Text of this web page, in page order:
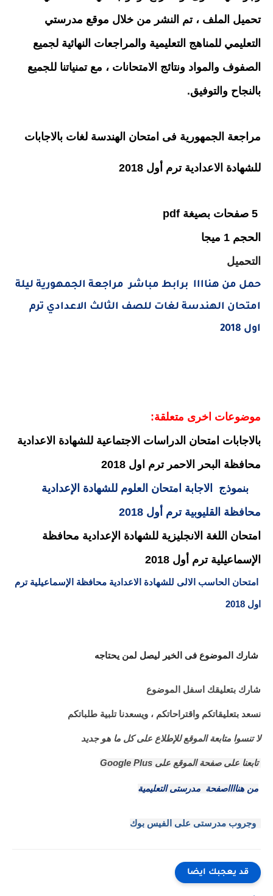
تحميل الملف ، تم النشر من خلال موقع مدرستي
التعليمي للمناهج التعليمية والمراجعات النهائية لجميع
الصفوف والمواد ونتائج الامتحانات ، مع تمنياتنا للجميع
بالنجاح والتوفيق.
مراجعة الجمهورية فى امتحان الهندسة لغات بالاجابات
للشهادة الاعدادية ترم أول 2018
الحجم 1 ميجا
التحميل
حمل من هناااا برابط مباشر مراجعة الجمهورية ليلة
امتحان الهندسة لغات للصف الثالث الاعدادي ترم
اول 2018
موضوعات اخرى متعلقة:
بالاجابات امتحان الدراسات الاجتماعية للشهادة الاعدادية
محافظة البحر الاحمر ترم اول 2018
بنموذج الاجابة امتحان العلوم للشهادة الإعدادية
محافظة القليوبية ترم أول 2018
امتحان اللغة الانجليزية للشهادة الإعدادية محافظة
الإسماعيلية ترم أول 2018
امتحان الحاسب الالى للشهادة الاعدادية محافظة الإسماعيلية ترم
اول 2018
شارك الموضوع فى الخير ليصل لمن يحتاجه
شارك بتعليقك اسفل الموضوع
نسعد بتعليقاتكم واقتراحاتكم ، ويسعدنا تلبية طلباتكم
لا تنسوا متابعة الموقع للإطلاع على كل ما هو جديد
تابعنا على صفحة الموقع على Google Plus
من هنااااصفحة مدرستى التعليمية
وجروب مدرستى على الفيس بوك
قد يعجبك ايضا